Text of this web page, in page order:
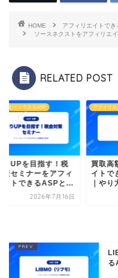
HOME
アフィリエイトでき
ソースネクストをアフィリエ
RELATED POST
リエイトできるASP
りUPを目指す！税
策セミナーをアフィ
イトできるASPと...
2026年7月16日
アフィリエ
買取高
イトで
｜やり
る